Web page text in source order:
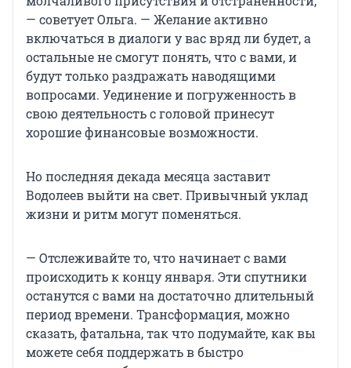
— советует Ольга. — Желание активно
включаться в диалоги у вас вряд ли будет, а
остальные не смогут понять, что с вами, и
будут только раздражать наводящими
вопросами. Уединение и погруженность в
свою деятельность с головой принесут
хорошие финансовые возможности.
Но последняя декада месяца заставит
Водолеев выйти на свет. Привычный уклад
жизни и ритм могут поменяться.
— Отслеживайте то, что начинает с вами
происходить к концу января. Эти спутники
останутся с вами на достаточно длительный
период времени. Трансформация, можно
сказать, фатальна, так что подумайте, как вы
можете себя поддержать в быстро